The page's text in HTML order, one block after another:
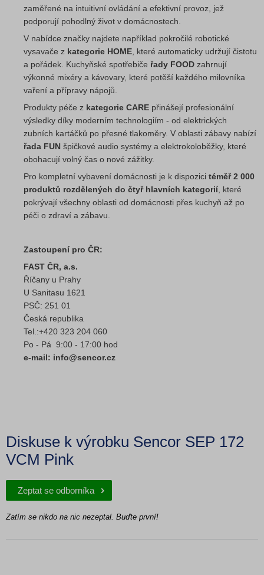
zaměřené na intuitivní ovládání a efektivní provoz, jež
podporují pohodlný život v domácnostech.
V nabídce značky najdete například pokročilé robotické
vysavače z kategorie HOME , které automaticky udržují čistotu
a pořádek. Kuchyňské spotřebiče řady FOOD zahrnují
výkonné mixéry a kávovary, které potěší každého milovníka
vaření a přípravy nápojů.
Produkty péče z kategorie CARE přinášejí profesionální
výsledky díky moderním technologiím - od elektrických
zubních kartáčků po přesné tlakoměry. V oblasti zábavy nabízí
řada FUN špičkové audio systémy a elektrokoloběžky, které
obohacují volný čas o nové zážitky.
Pro kompletní vybavení domácnosti je k dispozici téměř 2 000
produktů rozdělených do čtyř hlavních kategorií , které
pokrývají všechny oblasti od domácnosti přes kuchyň až po
péči o zdraví a zábavu.
Zastoupení pro ČR:
FAST ČR, a.s.
Říčany u Prahy
U Sanitasu 1621
PSČ: 251 01
Česká republika
Tel.:+420 323 204 060
Po - Pá 9:00 - 17:00 hod
e-mail: info@sencor.cz
Diskuse k výrobku Sencor SEP 172
VCM Pink
Zeptat se odborníka
Zatím se nikdo na nic nezeptal. Buďte první!